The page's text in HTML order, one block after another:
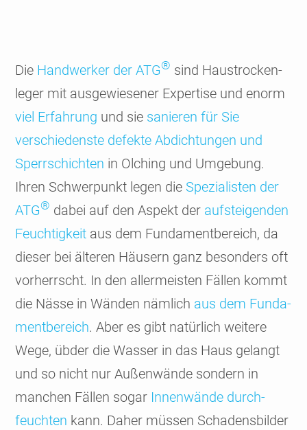
Die Hand­werker der ATG® sind Haus­trocken­
leger mit ausge­wiesener Exper­tise und enorm
viel Erfah­rung und sie sanieren für Sie
verschie­denste defekte Abdich­tungen und
Sperr­schichten in Olching und Umgebung.
Ihren Schwer­punkt legen die Spezia­listen der
ATG® dabei auf den Aspekt der auf­stei­genden
Feuch­tig­keit aus dem Funda­ment­bereich, da
dieser bei älteren Häusern ganz besonders oft
vor­herrscht. In den aller­meisten Fällen kommt
die Nässe in Wänden nämlich aus dem Funda­
ment­bereich. Aber es gibt natür­lich weitere
Wege, übder die Wasser in das Haus gelangt
und so nicht nur Außen­wände sondern in
manchen Fällen sogar Innen­wände durch­
feuchten kann. Daher müssen Schadens­bilder